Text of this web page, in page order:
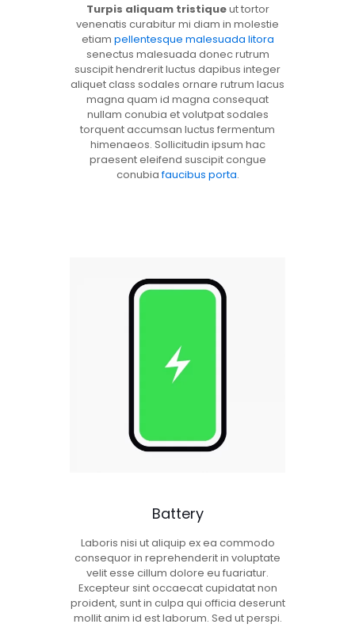
Turpis aliquam tristiqueut tortor
venenatis curabitur mi diam in molestie
etiam pellentesque malesuada litora
senectus malesuada donec rutrum
suscipit hendrerit luctus dapibus integer
aliquet class sodales ornare rutrum lacus
magna quam id magna consequat
nullam conubia et volutpat sodales
torquent accumsan luctus fermentum
himenaeos. Sollicitudin ipsum hac
praesent eleifend suscipit congue
conubiafaucibus porta.
Battery
Laboris nisi ut aliquip ex ea commodo
consequor in reprehenderit in voluptate
velit esse cillum dolore eu fuariatur.
Excepteur sint occaecat cupidatat non
proident, sunt in culpa qui officia deserunt
mollit anim id est laborum. Sed ut perspi.